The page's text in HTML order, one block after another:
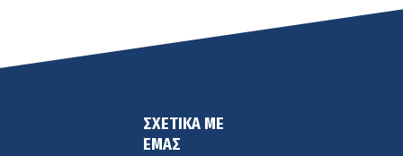
ΣΧΕΤΙΚΑ ΜΕ
ΕΜΑΣ